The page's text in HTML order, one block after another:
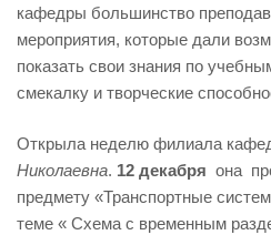
кафедры большинство
мероприятия, которые дали
показать свои знания по
смекалку и творческие
Открыла неделю филиала
Николаевна. 12 декабря она
предмету «Транспортные
теме « Схема с временным